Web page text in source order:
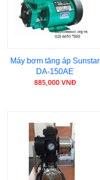
Máy bơm tăng áp Sunstar
DA-150AE
885,000 VNĐ